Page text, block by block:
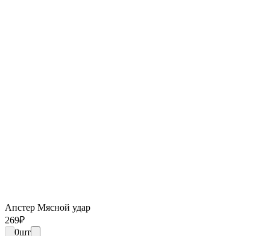
Апстер Мясной удар
269₽
0шт